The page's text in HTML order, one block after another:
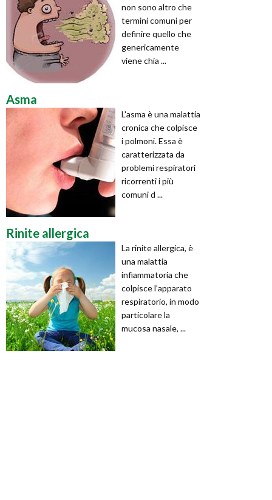
non sono altro che
termini comuni per
definire quello che
genericamente
viene chia ...
Asma
L'asma è una malattia
cronica che colpisce
i polmoni. Essa è
caratterizzata da
problemi respiratori
ricorrenti i più
comuni d ...
Rinite allergica
La rinite allergica, è
una malattia
infiammatoria che
colpisce l’apparato
respiratorio, in modo
particolare la
mucosa nasale, ...